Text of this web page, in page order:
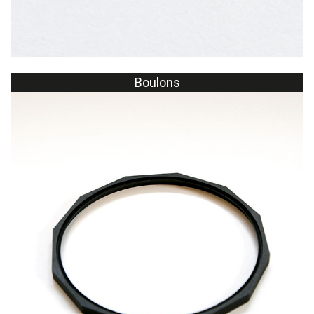
Boulons